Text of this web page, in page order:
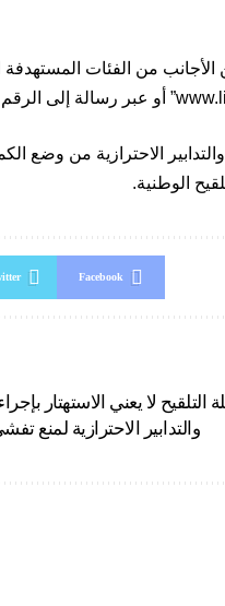
الأجانب من الفئات
الاحترازية من وضع
الوطنية.
Facebook
التلقيح لا يعني الاستهتار
والتدابير الاحترازية لمنع